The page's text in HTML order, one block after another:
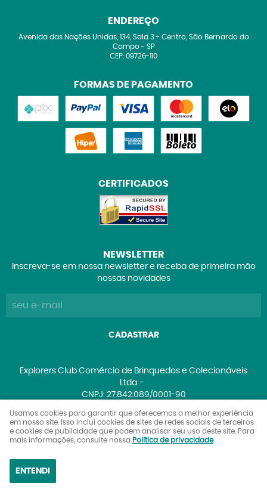
ENDEREÇO
Avenida das Nações Unidas, 134, Sala 3- Centro, São Bernardo do
Campo- SP
CEP: 09726-110
FORMAS DE PAGAMENTO
CERTIFICADOS
NEWSLETTER
Inscreva-se em nossa newsletter e receba de primeira mão
nossas novidades
CADASTRAR
Explorers Club Comércio de Brinquedos e Colecionáveis
Ltda
CNPJ: 27.842.089/0001-90
LOJA VIRTUAL CRIADA POR
Usamos cookies para garantir que oferecemos a melhor experiência
em nosso site. Isso inclui cookies de sites de redes sociais de terceiros
e cookies de publicidade que podem analisar seu uso deste site. Para
mais informações, consulte nossa Política de privacidade.
ENTENDI